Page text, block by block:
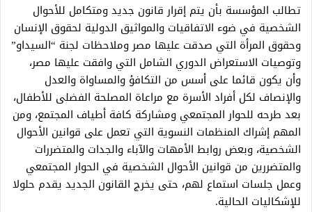
تطالب المؤسسة بأن يتم إقرار قانون جديد ومتكامل للأحوال
الشخصية في ضوء الاتفاقيات والمواثيق الدولية لحقوق الإنسان
وحقوق المرأة التي صدقت عليها مصر وملاحظات لجنة “السيداو”
وتوصيات الاستعراض الدوري الشامل التي وافقت عليها مصر،
وأن يكون قائما على أسس من التكافؤ والمساواة والعدل
والإنصاف لكل أفراد الأسرة مع مراعاة المصلحة الفضلى للأطفال،
بعد طرحه للحوار المجتمعي ومشاركة كافة أطياف المجتمع، ومن
المهم إشراك المنظمات النسوية التي تعمل على قوانين الأحوال
الشخصية، وبعض روابط الأمهات والآباء والجدات والمتضررات
والمتضررين من قوانين الأحوال الشخصية في الحوار المجتمعي
وعمل جلسات استماع لهم، حتى يخرج القانون الجديد يقدم حلولا
للإشكاليات الحالية.